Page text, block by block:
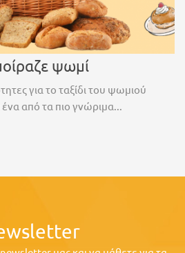
ψωμί
για το ταξίδι του ψωμιού
από τα πιο γνώριμα...